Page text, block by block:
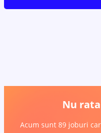
Nu
Acum sunt 89 joburi